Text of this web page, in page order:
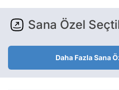
Sana Özel
Daha Fazla Sana